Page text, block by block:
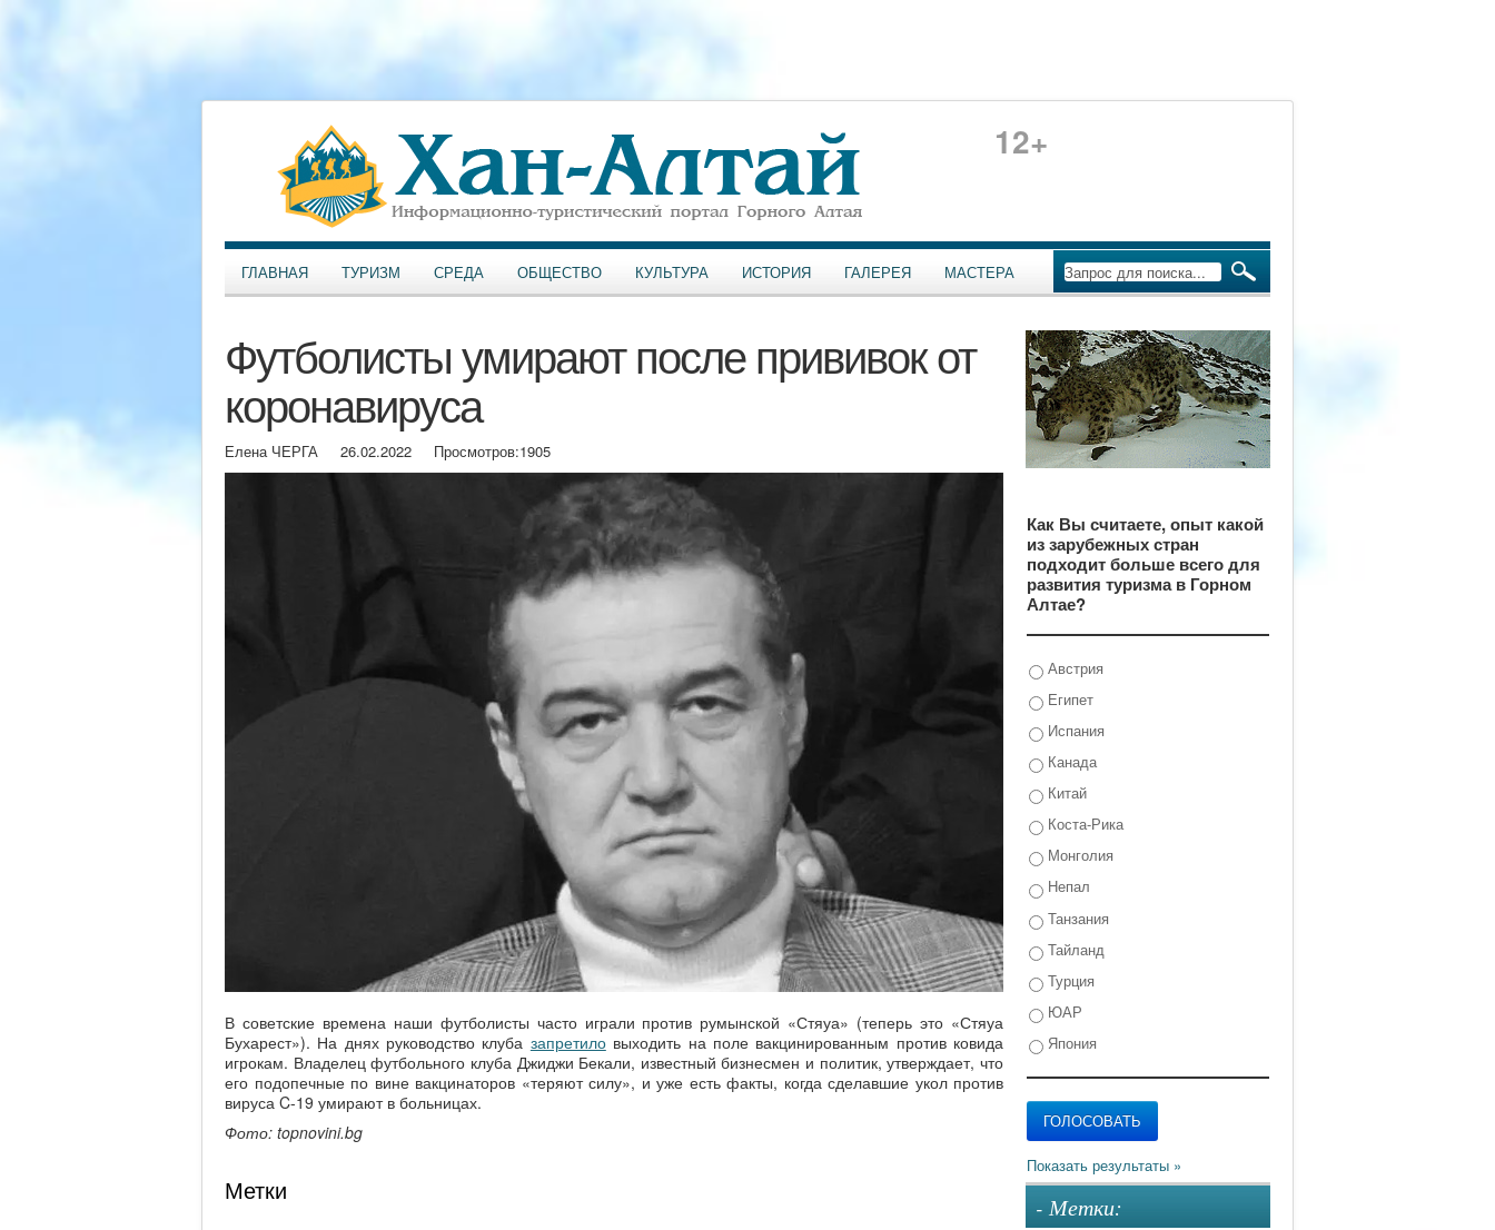
12+
ГЛАВНАЯ ТУРИЗМ СРЕДА ОБЩЕСТВО КУЛЬТУРА ИСТОРИЯ ГАЛЕРЕЯ МАСТЕРА
Футболисты умирают после прививок от
коронавируса
Елена ЧЕРГА 26.02.2022 Просмотров:1905
В советские времена наши футболисты часто играли против румынской «Стяуа» (теперь это «Стяуа
Бухарест»). На днях руководство клуба запретиловыходить на поле вакцинированным против ковида
игрокам. Владелец футбольного клуба Джиджи Бекали, известный бизнесмен и политик, утверждает, что
его подопечные по вине вакцинаторов «теряют силу», и уже есть факты, когда сделавшие укол против
вируса C-19 умирают в больницах.
Фото: topnovini.bg
Метки
Как Вы считаете, опыт какой
из зарубежных стран
подходит больше всего для
развития туризма в Горном
Алтае?
Австрия
Египет
Испания
Канада
Китай
Коста-Рика
Монголия
Непал
Танзания
Тайланд
Турция
ЮАР
Япония
- Метки: